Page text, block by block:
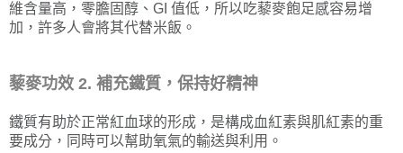
維含量高，零膽固醇、GI 值低，所以吃藜麥飽足感容易增
加，許多人會將其代替米飯。
藜麥功效 2. 補充鐵質，保持好精神
鐵質有助於正常紅血球的形成，是構成血紅素與肌紅素的重
要成分，同時可以幫助氧氣的輸送與利用。